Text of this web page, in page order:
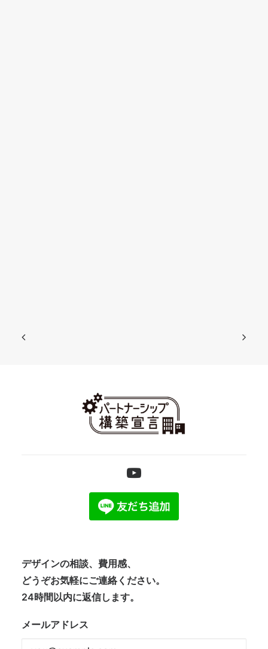
デザインの相談、費用感、
どうぞお気軽にご連絡ください。
24時間以内に返信します。
メールアドレス